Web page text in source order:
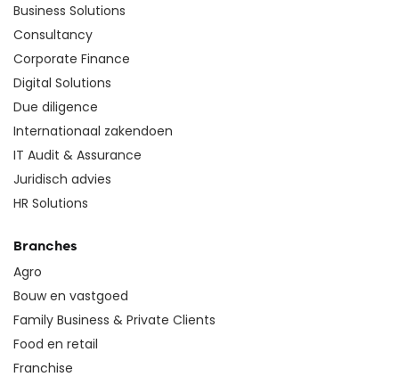
Business Solutions
Consultancy
Corporate Finance
Digital Solutions
Due diligence
Internationaal zakendoen
IT Audit & Assurance
Juridisch advies
HR Solutions
Branches
Agro
Bouw en vastgoed
Family Business & Private Clients
Food en retail
Franchise